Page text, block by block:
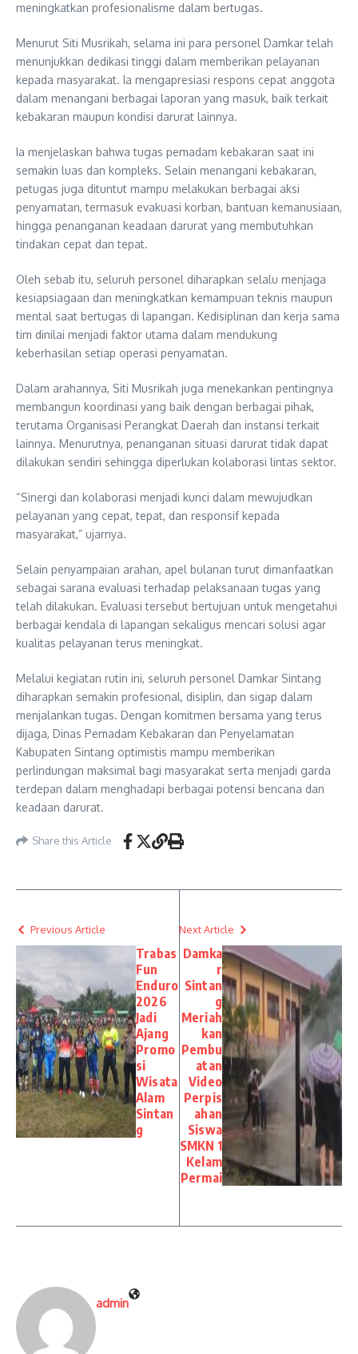
meningkatkan profesionalisme dalam bertugas.
Menurut Siti Musrikah, selama ini para personel Damkar telah
menunjukkan dedikasi tinggi dalam memberikan pelayanan
kepada masyarakat. Ia mengapresiasi respons cepat anggota
dalam menangani berbagai laporan yang masuk, baik terkait
kebakaran maupun kondisi darurat lainnya.
Ia menjelaskan bahwa tugas pemadam kebakaran saat ini
semakin luas dan kompleks. Selain menangani kebakaran,
petugas juga dituntut mampu melakukan berbagai aksi
penyamatan, termasuk evakuasi korban, bantuan kemanusiaan,
hingga penanganan keadaan darurat yang membutuhkan
tindakan cepat dan tepat.
Oleh sebab itu, seluruh personel diharapkan selalu menjaga
kesiapsiagaan dan meningkatkan kemampuan teknis maupun
mental saat bertugas di lapangan. Kedisiplinan dan kerja sama
tim dinilai menjadi faktor utama dalam mendukung
keberhasilan setiap operasi penyamatan.
Dalam arahannya, Siti Musrikah juga menekankan pentingnya
membangun koordinasi yang baik dengan berbagai pihak,
terutama Organisasi Perangkat Daerah dan instansi terkait
lainnya. Menurutnya, penanganan situasi darurat tidak dapat
dilakukan sendiri sehingga diperlukan kolaborasi lintas sektor.
“Sinergi dan kolaborasi menjadi kunci dalam mewujudkan
pelayanan yang cepat, tepat, dan responsif kepada
masyarakat,” ujarnya.
Selain penyampaian arahan, apel bulanan turut dimanfaatkan
sebagai sarana evaluasi terhadap pelaksanaan tugas yang
telah dilakukan. Evaluasi tersebut bertujuan untuk mengetahui
berbagai kendala di lapangan sekaligus mencari solusi agar
kualitas pelayanan terus meningkat.
Melalui kegiatan rutin ini, seluruh personel Damkar Sintang
diharapkan semakin profesional, disiplin, dan sigap dalam
menjalankan tugas. Dengan komitmen bersama yang terus
dijaga, Dinas Pemadam Kebakaran dan Penyelamatan
Kabupaten Sintang optimistis mampu memberikan
perlindungan maksimal bagi masyarakat serta menjadi garda
terdepan dalam menghadapi berbagai potensi bencana dan
keadaan darurat.
Share this Article
Previous Article
Trabas
Fun
Enduro
2026
Jadi
Ajang
Promo
si
Wisata
Alam
Sintan
g
Next Article
Damka
r
Sintan
g
Meriah
kan
Pembu
atan
Video
Perpis
ahan
Siswa
SMKN 1
Kelam
Permai
admin